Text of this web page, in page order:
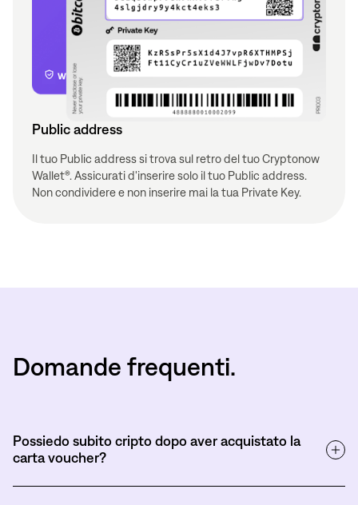
Public address
Il tuo Public address si trova sul retro del tuo Cryptonow
Wallet®. Assicurati d'inserire solo il tuo Public address.
Non condividere e non inserire mai la tua Private Key.
Domande frequenti.
Possiedo subito cripto dopo aver acquistato la
carta voucher?